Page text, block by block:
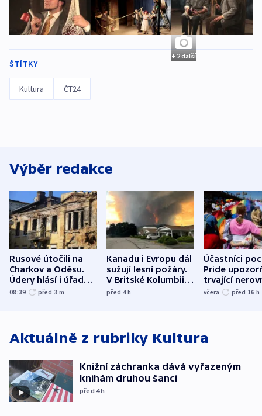
+ 2 další
ŠTÍTKY
Kultura ČT24
Výběr redakce
Rusové útočili na
Charkov a Oděsu.
Údery hlásí i úřady v
Bělgorodu
08:39 před 3 m
Kanadu i Evropu dál
sužují lesní požáry.
V Britské Kolumbii
evakuovali tisíce lidí
před 4h
Účastníci
Pride
trvající
včera před 16 h
Aktuálně z rubriky Kultura
Knižní záchranka dává vyřazeným
knihám druhou šanci
před 4h